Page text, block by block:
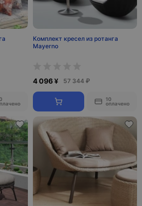
Комплект кресел из ротанга
Mayerno
4 096 ¥ 57 344 ₽
10
оплачено